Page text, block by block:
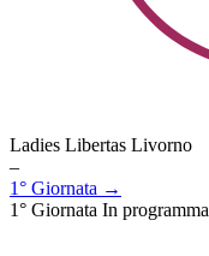
Ladies Libertas Livorno
–
1° Giornata →
1° Giornata In programma